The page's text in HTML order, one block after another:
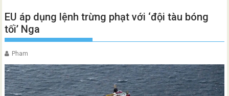
EU áp dụng lệnh trừng phạt với ‘đội tàu bóng
tối’ Nga
Pham